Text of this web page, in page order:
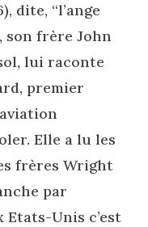
dite, “l’ange
son frère John
lui raconte
premier
Elle a lu les
frères Wright
par
Etats-Unis c’est